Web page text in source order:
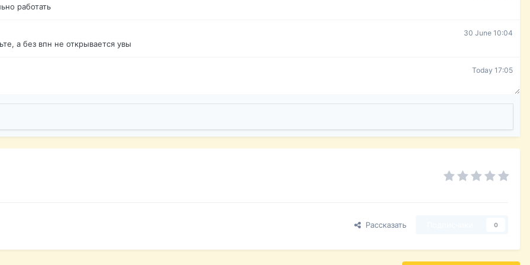
работать
30 June 10:04
а без впн не открывается увы
Today 17:05
Рассказать 0